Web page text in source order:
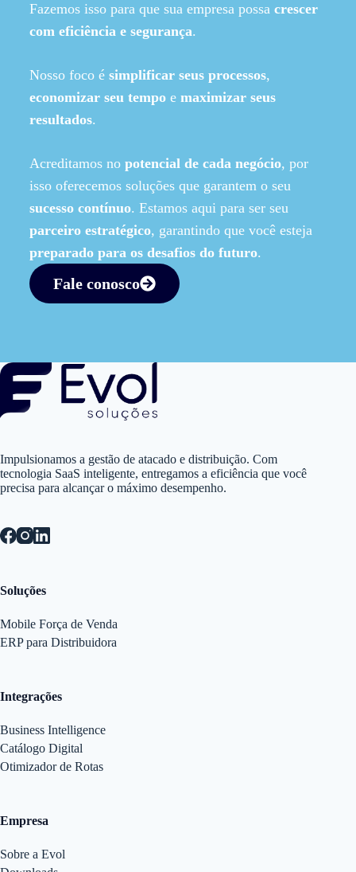
Fazemos isso para que sua empresa possa crescer
com eficiência e segurança.
Nosso foco é simplificar seus processos,
economizar seu tempoe maximizar seus
resultados.
Acreditamos no potencial de cada negócio, por
isso oferecemos soluções que garantem o seu
sucesso contínuo. Estamos aqui para ser seu
parceiro estratégico, garantindo que você esteja
preparado para os desafios do futuro.
Fale conosco
Impulsionamos a gestão de atacado e distribuição. Com
tecnologia SaaS inteligente, entregamos a eficiência que você
precisa para alcançar o máximo desempenho.
Soluções
Mobile Força de Venda
ERP para Distribuidora
Integrações
Business Intelligence
Catálogo Digital
Otimizador de Rotas
Empresa
Sobre a Evol